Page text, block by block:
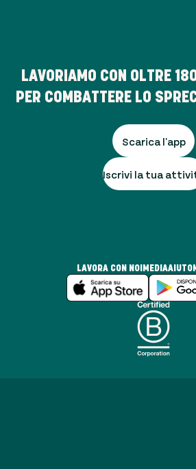
LAVORIAMO CON OLTRE
PER COMBATTERE LO
Scarica l'app
Iscrivi la tua
LAVORA CON NOI MEDIAAIUTO